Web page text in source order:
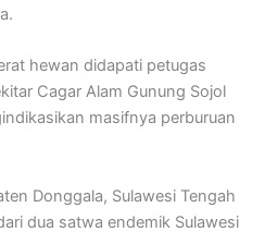
hewan didapati petugas
Cagar Alam Gunung Sojol
masifnya perburuan
Donggala, Sulawesi Tengah
dua satwa endemik Sulawesi